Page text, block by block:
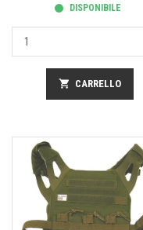
DISPONIBILE
shopping_cart CARRELLO